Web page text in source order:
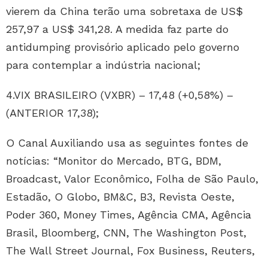
vierem da China terão uma sobretaxa de US$
257,97 a US$ 341,28. A medida faz parte do
antidumping provisório aplicado pelo governo
para contemplar a indústria nacional;
4.VIX BRASILEIRO (VXBR) – 17,48 (+0,58%) –
(ANTERIOR 17,38);
O Canal Auxiliando usa as seguintes fontes de
notícias: “Monitor do Mercado, BTG, BDM,
Broadcast, Valor Econômico, Folha de São Paulo,
Estadão, O Globo, BM&C, B3, Revista Oeste,
Poder 360, Money Times, Agência CMA, Agência
Brasil, Bloomberg, CNN, The Washington Post,
The Wall Street Journal, Fox Business, Reuters,